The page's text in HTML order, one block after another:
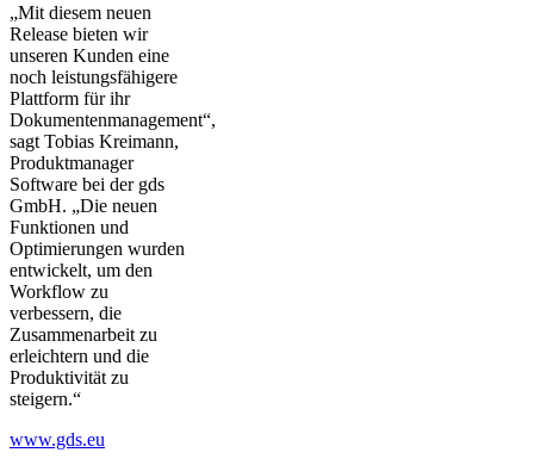
„Mit diesem neuen
Release bieten wir
unseren Kunden eine
noch leistungsfähigere
Plattform für ihr
Dokumentenmanagement“,
sagt Tobias Kreimann,
Produktmanager
Software bei der gds
GmbH. „Die neuen
Funktionen und
Optimierungen wurden
entwickelt, um den
Workflow zu
verbessern, die
Zusammenarbeit zu
erleichtern und die
Produktivität zu
steigern.“
www.gds.eu